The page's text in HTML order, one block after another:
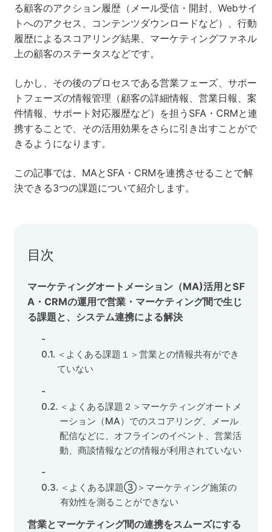
Google Cloud／BI
実績・事例
セミナー
株式会社メディックス
お問い合わせ
る顧客のアクション履歴（メール受信・開封、Webサイ
トへのアクセス、コンテンツダウンロードなど）、行動
履歴によるスコアリング結果、マーケティングファネル
上の顧客のステータスなどです。
しかし、その後のプロセスである営業フェーズ、サポー
トフェーズの情報管理（顧客の詳細情報、営業日報、案
件情報、サポート対応履歴など）を担うSFA・CRMと連
携することで、その活用効果をさらに引き出すことがで
きるようになります。
この記事では、MAとSFA・CRMを連携させることで解
決できる3つの課題について紹介します。
目次
マーケティングオートメーション（MA)活用とSF
A・CRMの運用で営業・マーケティング間で生じ
る課題と、システム連携による解決
＜よくある課題１＞営業との情報共有ができ
ていない
＜よくある課題２＞マーケティングオートメ
ーション（MA）でのスコアリング、メール
配信などに、オフラインのイベント、営業活
動、商談情報などの情報が利用されていない
＜よくある課題③＞マーケティング施策の
有効性を測ることができない
営業とマーケティング間の連携をスムーズにする